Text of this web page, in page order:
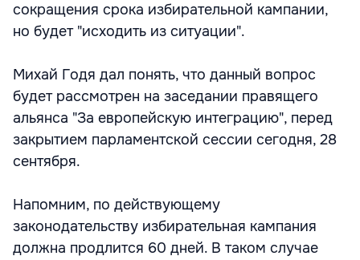
сокращения срока избирательной кампании,
но будет "исходить из ситуации".
Михай Годя дал понять, что данный вопрос
будет рассмотрен на заседании правящего
альянса "За европейскую интеграцию", перед
закрытием парламентской сессии сегодня, 28
сентября.
Напомним, по действующему
законодательству избирательная кампания
должна продлится 60 дней. В таком случае